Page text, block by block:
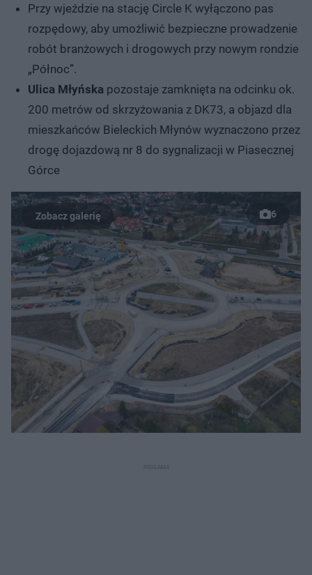
Przy wjeździe na stację Circle K wyłączono pas
rozpędowy, aby umożliwić bezpieczne prowadzenie
robót branżowych i drogowych przy nowym rondzie
„Północ”.
Ulica Młyńska pozostaje zamknięta na odcinku ok.
200 metrów od skrzyżowania z DK73, a objazd dla
mieszkańców Bieleckich Młynów wyznaczono przez
drogę dojazdową nr 8 do sygnalizacji w Piasecznej
Górce
6